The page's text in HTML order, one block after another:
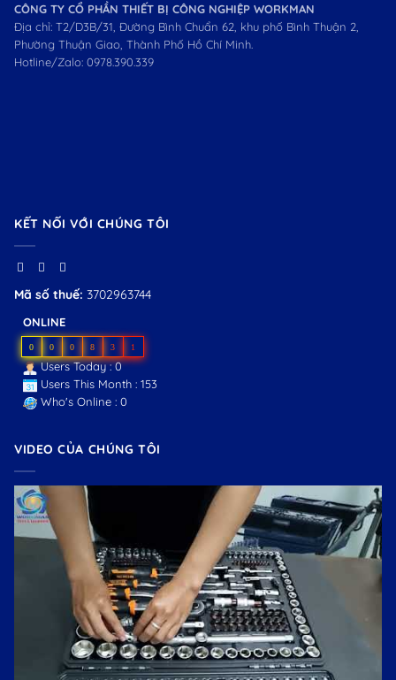
CÔNG TY CỔ PHẦN THIẾT BỊ CÔNG NGHIỆP WORKMAN
Địa chỉ: T2/D3B/31, Đường Bình Chuẩn 62, khu phố Bình Thuận 2,
Phường Thuận Giao, Thành Phố Hồ Chí Minh.
Hotline/Zalo: 0978.390.339
KẾT NỐI VỚI CHÚNG TÔI
Mã số thuế: 3702963744
ONLINE
0 0 0 8 3 1
Users Today : 0
Users This Month : 153
Who's Online : 0
VIDEO CỦA CHÚNG TÔI